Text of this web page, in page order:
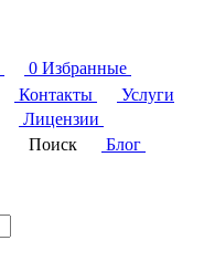
0 Избранные
Контакты
Услуги
Лицензии
Поиск
Блог